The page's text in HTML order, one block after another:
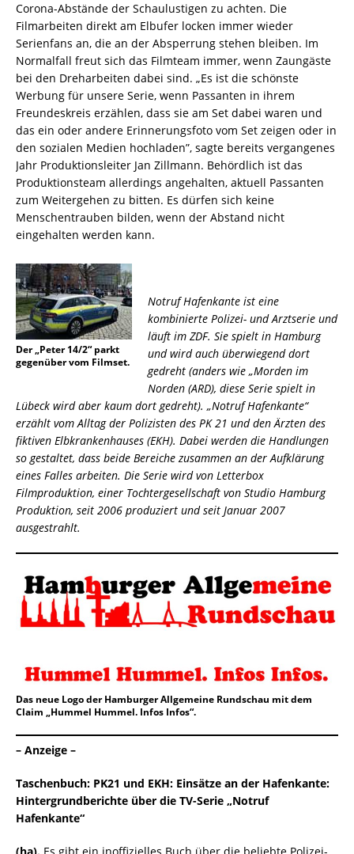
Corona-Abstände der Schaulustigen zu achten. Die
Filmarbeiten direkt am Elbufer locken immer wieder
Serienfans an, die an der Absperrung stehen bleiben. Im
Normalfall freut sich das Filmteam immer, wenn Zaungäste
bei den Dreharbeiten dabei sind. „Es ist die schönste
Werbung für unsere Serie, wenn Passanten in ihrem
Freundeskreis erzählen, dass sie am Set dabei waren und
das ein oder andere Erinnerungsfoto vom Set zeigen oder in
den sozialen Medien hochladen”, sagte bereits vergangenes
Jahr Produktionsleiter Jan Zillmann. Behördlich ist das
Produktionsteam allerdings angehalten, aktuell Passanten
zum Weitergehen zu bitten. Es dürfen sich keine
Menschentrauben bilden, wenn der Abstand nicht
eingehalten werden kann.
Der „Peter 14/2“ parkt
gegenüber vom Filmset.
Notruf Hafenkante ist eine
kombinierte Polizei- und Arztserie und
läuft im ZDF. Sie spielt in Hamburg
und wird auch überwiegend dort
gedreht (anders wie „Morden im
Norden (ARD), diese Serie spielt in
Lübeck wird aber kaum dort gedreht). „Notruf Hafenkante“
erzählt vom Alltag der Polizisten des PK 21 und den Ärzten des
fiktiven Elbkrankenhauses (EKH). Dabei werden die Handlungen
so gestaltet, dass beide Bereiche zusammen an der Aufklärung
eines Falles arbeiten. Die Serie wird von Letterbox
Filmproduktion, einer Tochtergesellschaft von Studio Hamburg
Produktion, seit 2006 produziert und seit Januar 2007
ausgestrahlt.
Das neue Logo der Hamburger Allgemeine Rundschau mit dem
Claim „Hummel Hummel. Infos Infos“.
– Anzeige –
Taschenbuch: PK21 und EKH: Einsätze an der Hafenkante:
Hintergrundberichte über die TV-Serie „Notruf
Hafenkante“